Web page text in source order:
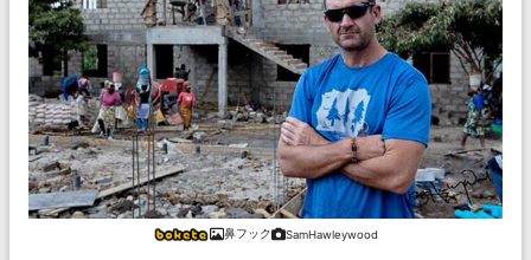
鼻フック SamHawleywood